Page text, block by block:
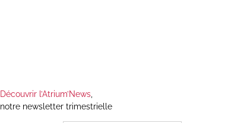
Découvrir l’Atrium’News,
notre newsletter trimestrielle